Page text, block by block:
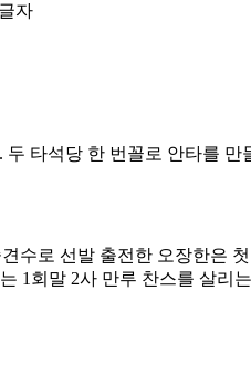
자
타석당 한 번꼴로 안타를
수로 선발 출전한 오장한은
1회말 2사 만루 찬스를 살리